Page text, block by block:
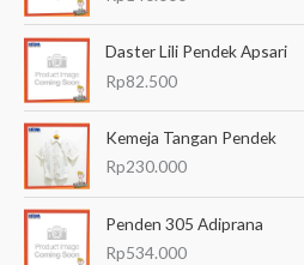
u
n
u
Daster Lili Pendek Apsari
Rp82.500
Kemeja Tangan Pendek
Rp230.000
Penden 305 Adiprana
Rp534.000